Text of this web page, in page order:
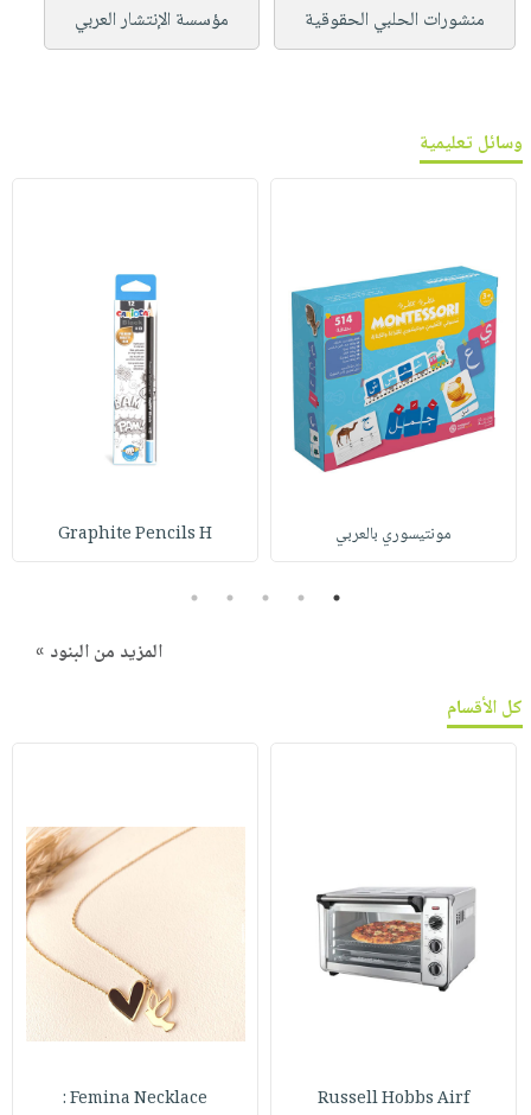
منشورات الحلبي الحقوقية مؤسسة الإنتشار العربي
وسائل تعليمية
مونتيسوري بالعربي Graphite Pencils H
1
2
3
4
5
المزيد من البنود »
كل الأقسام
Russell Hobbs Airf
Femina Necklace :